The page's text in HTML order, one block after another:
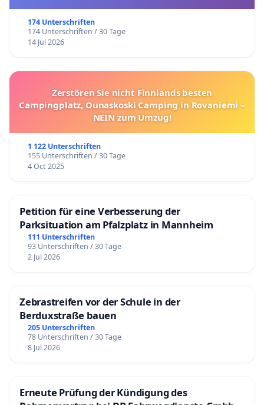
174 Unterschriften
174 Unterschriften / 30 Tage
14 Jul 2026
Zerstören Sie nicht Finnlands besten
Campingplatz, Ounaskoski Camping in Rovaniemi –
NEIN zum Umzug!
1 122 Unterschriften
155 Unterschriften / 30 Tage
4 Oct 2025
Petition für eine Verbesserung der
Parksituation am Pfalzplatz in Mannheim
111 Unterschriften
93 Unterschriften / 30 Tage
2 Jul 2026
Zebrastreifen vor der Schule in der
Berduxstraße bauen
205 Unterschriften
78 Unterschriften / 30 Tage
8 Jul 2026
Erneute Prüfung der Kündigung des